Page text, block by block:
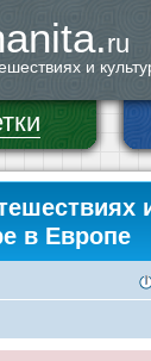
ru
и
в Европе